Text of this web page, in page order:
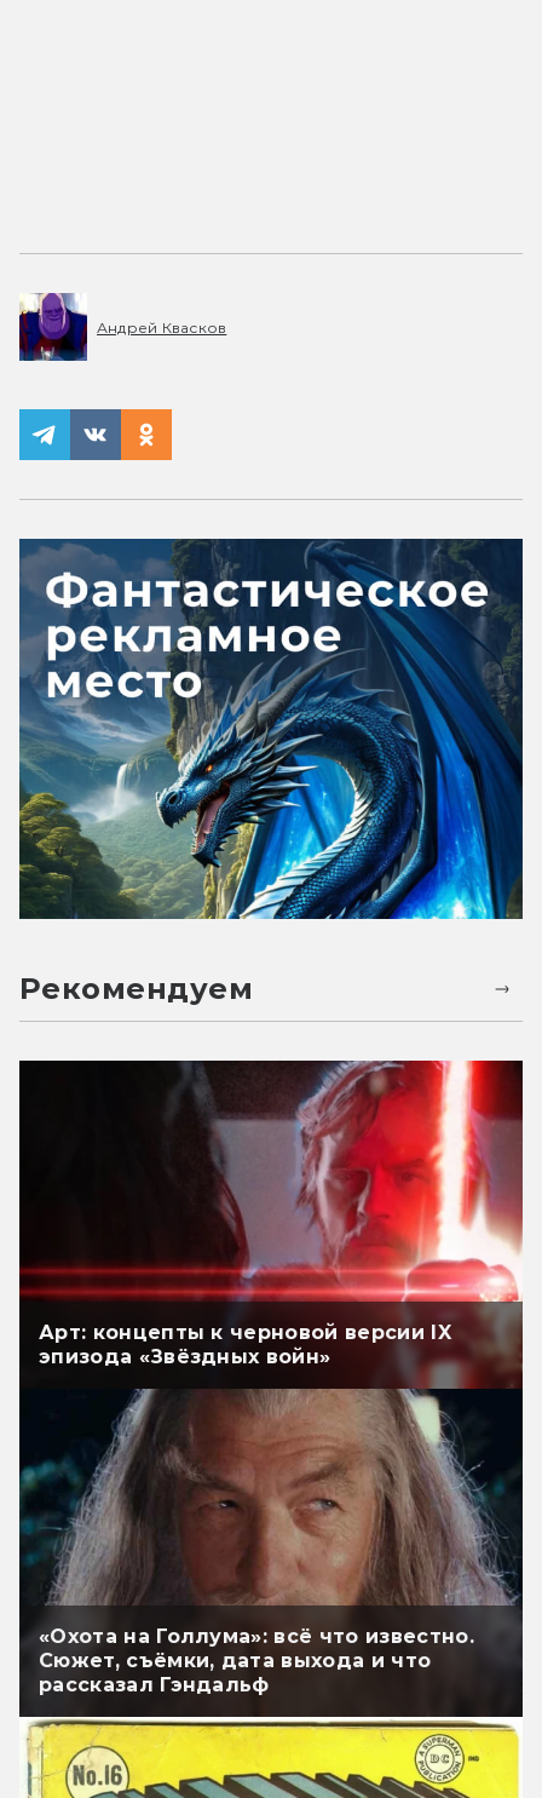
Андрей Квасков
Рекомендуем
Арт: концепты к черновой версии IX
эпизода «Звёздных войн»
«Охота на Голлума»: всё что известно.
Сюжет, съёмки, дата выхода и что
рассказал Гэндальф